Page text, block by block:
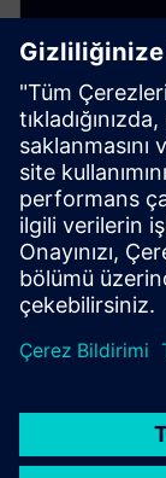
Uyarıların
hizmeti
için tüm kritik